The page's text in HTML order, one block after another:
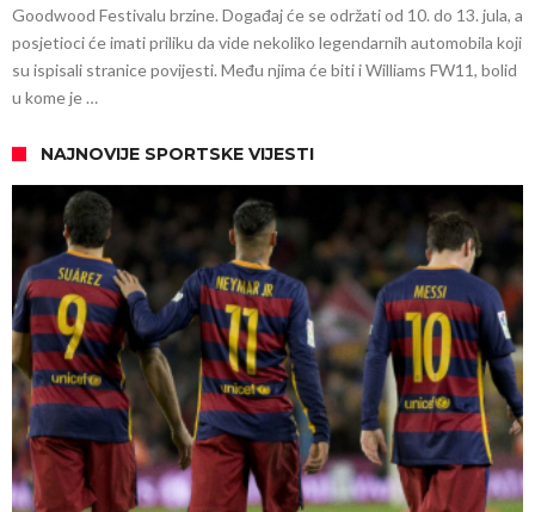
prihvatio najluđi izazov karijere – sam protiv šestorice (Video)
VIDEO Viralni snimak iz Urugvaja: Ispucana lopta izazvala
saobraćajnu nesreću
U Madridu iznenađeni nevjerovatnom ponudom za Ardu Gulera!
Goodwood Festivalu brzine. Događaj će se održati od 10. do 13. jula, a
posjetioci će imati priliku da vide nekoliko legendarnih automobila koji
su ispisali stranice povijesti. Među njima će biti i Williams FW11, bolid
u kome je …
NAJNOVIJE SPORTSKE VIJESTI